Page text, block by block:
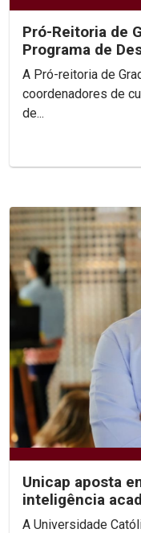
Pró-Reitoria de
Programa de
para fortalecer...
A Pró-reitoria de
coordenadores de
de...
Unicap aposta
inteligência
A Universidade